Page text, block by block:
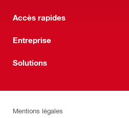
Accès rapides
Entreprise
Solutions
Mentions légales